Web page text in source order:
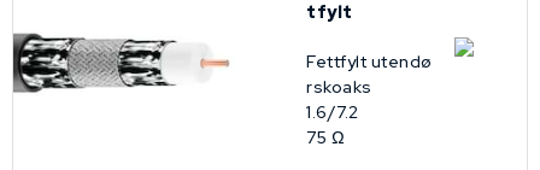
tfylt
Fettfylt utendø
rskoaks
1.6/7.2
75 Ω